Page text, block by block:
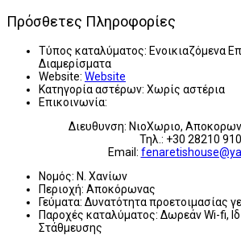
Πρόσθετες Πληροφορίες
Τύπος καταλύματος: Ενοικιαζόμενα
Διαμερίσματα
Website: Website
Κατηγορία αστέρων: Χωρίς αστέρια
Επικοινωνία:
Διευθυνση: ΝιοΧωριο,
Τηλ.: +30 28210
Email:
Νομός: Ν. Χανίων
Περιοχή: Αποκόρωνας
Γεύματα: Δυνατότητα προετοιμασίας
Παροχές καταλύματος: Δωρεάν Wi-fi,
Στάθμευσης